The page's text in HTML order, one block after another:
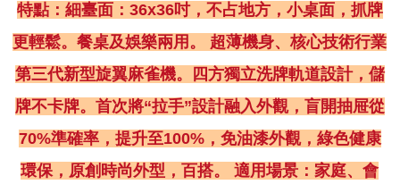
特點：細臺面：36x36吋，不占地方，小桌面，抓牌
更輕鬆。餐桌及娛樂兩用。 超薄機身、核心技術行業
第三代新型旋翼麻雀機。四方獨立洗牌軌道設計，儲
牌不卡牌。首次將“拉手”設計融入外觀，盲開抽屉從
70%準確率，提升至100%，免油漆外觀，綠色健康
環保，原創時尚外型，百搭。 適用場景：家庭、會